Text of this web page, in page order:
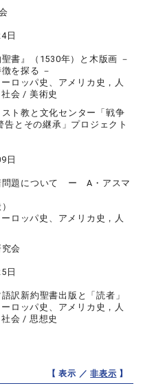
日
書』（1530年）と木版画 －
を探る －
ロッパ史、アメリカ史，人
会 / 美術史
ト教と文化センター「戦争
とその継承」プロジェクト
日
問題について ー A・アスマ
ロッパ史、アメリカ史，人
会
日
訳新約聖書出版と「読者」
ロッパ史、アメリカ史，人
会 / 思想史
【 表示 ／非表示 】